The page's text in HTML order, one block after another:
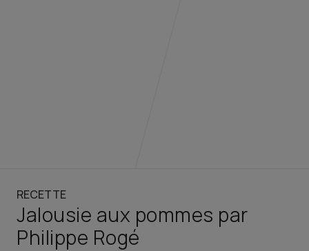
RECETTE
Jalousie aux pommes par
Philippe Rogé